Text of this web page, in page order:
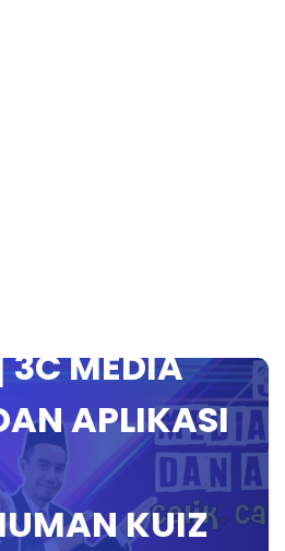
MEDIA
APLIKASI
KUIZ